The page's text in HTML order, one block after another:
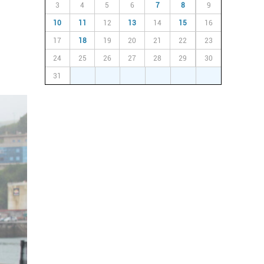
3 4 5 6 7 8 9
10 11 12 13 14 15 16
17 18 19 20 21 22 23
24 25 26 27 28 29 30
31